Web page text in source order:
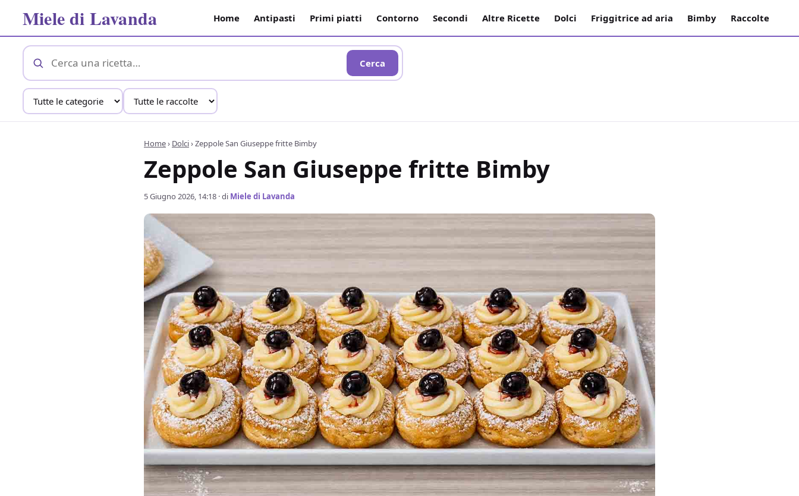
Miele di Lavanda Home Antipasti Primi piatti Contorno Secondi Altre Ricette Dolci Friggitrice ad aria Bimby Raccolte
Cerca
Home› Dolci›Zeppole San Giuseppe fritte Bimby
Zeppole San Giuseppe fritte Bimby
5 Giugno 2026, 14:18 · di Miele di Lavanda